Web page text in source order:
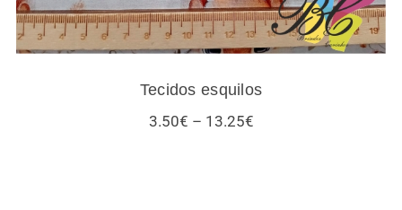
Tecidos esquilos
3.50€ – 13.25€Price